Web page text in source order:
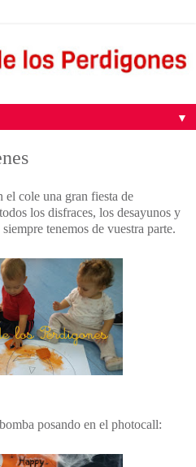
▼
el cole una gran fiesta de
los disfraces, los desayunos y
tenemos de vuestra parte.
posando en el photocall: